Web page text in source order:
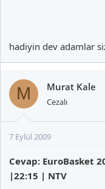
hadiyin dev adamlar
M Murat Kale
Cezalı
7 Eylül 2009
Cevap: EuroBasket
|22:15 | NTV